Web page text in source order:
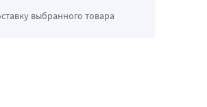
выбранного товара